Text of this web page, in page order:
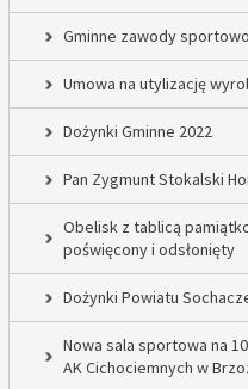
Gminne zawody
Umowa na utylizację
Dożynki Gminne 2022
Pan Zygmunt Stokalski
Obelisk z tablicą
poświęcony i odsłonięty
Dożynki Powiatu
Nowa sala sportowa na
AK Cichociemnych w